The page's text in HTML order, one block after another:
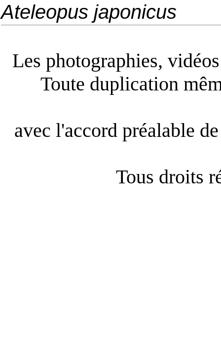
Ateleopus japonicus
Les photographies,
Toute duplication
avec l'accord préalable
Tous droits